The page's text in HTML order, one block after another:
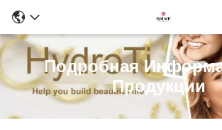
Подробная
Продукции